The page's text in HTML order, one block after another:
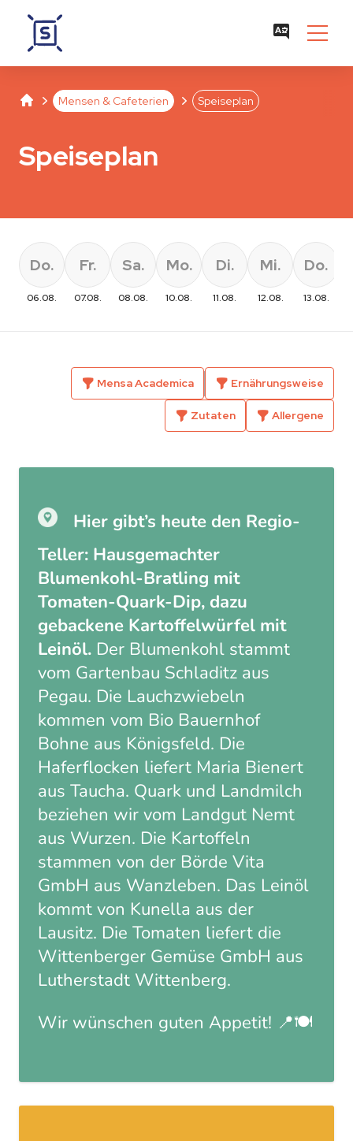
Studentenwerk Leipzig
SeparatorMensen & Cafeterien
Separator Speiseplan
Speiseplan
Do.
06.08.
Fr.
07.08.
Sa.
08.08.
Mo.
10.08.
Di.
11.08.
Mi.
12.08.
Do.
13.08.
Mensa Academica Ernährungsweise
Zutaten Allergene
Hier gibt’s heute den Regio-
Teller: Hausgemachter
Blumenkohl-Bratling mit
Tomaten-Quark-Dip, dazu
gebackene Kartoffelwürfel mit
Leinöl. Der Blumenkohl stammt
vom Gartenbau Schladitz aus
Pegau. Die Lauchzwiebeln
kommen vom Bio Bauernhof
Bohne aus Königsfeld. Die
Haferflocken liefert Maria Bienert
aus Taucha. Quark und Landmilch
beziehen wir vom Landgut Nemt
aus Wurzen. Die Kartoffeln
stammen von der Börde Vita
GmbH aus Wanzleben. Das Leinöl
kommt von Kunella aus der
Lausitz. Die Tomaten liefert die
Wittenberger Gemüse GmbH aus
Lutherstadt Wittenberg.
Wir wünschen guten Appetit! 📍🍽️